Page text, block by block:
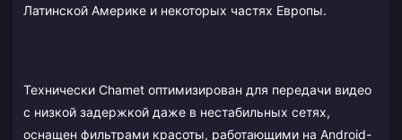
Латинской Америке и некоторых частях Европы.
Технически Chamet оптимизирован для передачи видео
с низкой задержкой даже в нестабильных сетях,
оснащен фильтрами красоты, работающими на Android-